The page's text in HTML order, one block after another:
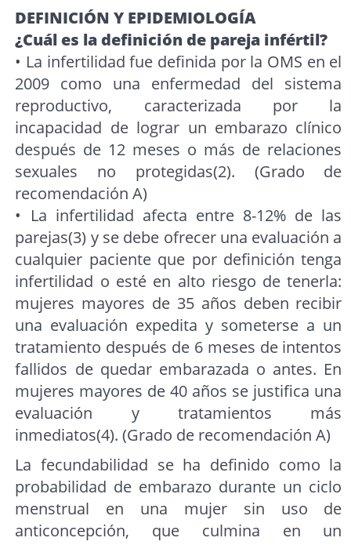
DEFINICIÓN Y EPIDEMIOLOGÍA
¿Cuál es la definición de pareja infértil?
• La infertilidad fue definida por la OMS en el
2009 como una enfermedad del sistema
reproductivo, caracterizada por la
incapacidad de lograr un embarazo clínico
después de 12 meses o más de relaciones
sexuales no protegidas(2). (Grado de
recomendación A)
• La infertilidad afecta entre 8-12% de las
parejas(3) y se debe ofrecer una evaluación a
cualquier paciente que por definición tenga
infertilidad o esté en alto riesgo de tenerla:
mujeres mayores de 35 años deben recibir
una evaluación expedita y someterse a un
tratamiento después de 6 meses de intentos
fallidos de quedar embarazada o antes. En
mujeres mayores de 40 años se justifica una
evaluación y tratamientos más
inmediatos(4). (Grado de recomendación A)
La fecundabilidad se ha definido como la
probabilidad de embarazo durante un ciclo
menstrual en una mujer sin uso de
anticoncepción, que culmina en un